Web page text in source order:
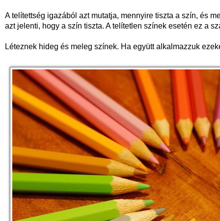
A telítettség igazából azt mutatja, mennyire tiszta a szín, és
azt jelenti, hogy a szín tiszta. A telítetlen színek esetén ez a
Léteznek hideg és meleg színek. Ha együtt alkalmazzuk